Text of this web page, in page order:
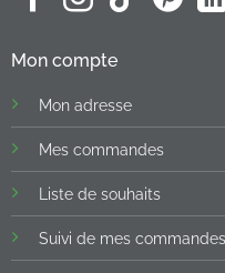
Mon compte
Mon adresse
Mes commandes
Liste de souhaits
Suivi de mes commandes